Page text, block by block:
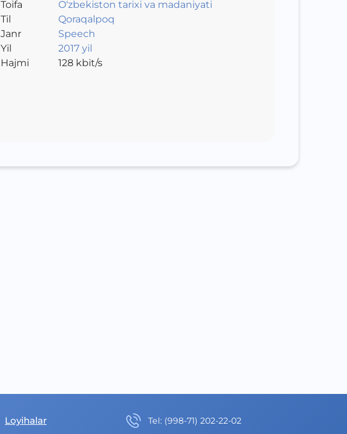
Toifa
O‘zbekiston tarixi va madaniyati
Til
Qoraqalpoq
Janr
Speech
Yil
2017 yil
Hajmi
128kbit/s
Loyihalar Теl: (998-71) 202-22-02